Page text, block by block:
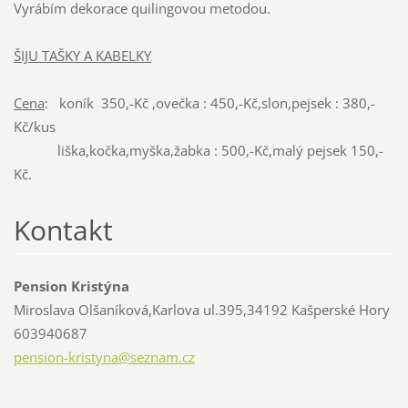
Vyrábím dekorace quilingovou metodou.
ŠIJU TAŠKY A KABELKY
Cena: koník 350,-Kč ,ovečka : 450,-Kč,slon,pejsek : 380,-
Kč/kus
liška,kočka,myška,žabka : 500,-Kč,malý pejsek 150,-
Kč.
Kontakt
Pension Kristýna
Miroslava Olšaníková,Karlova ul.395,34192 Kašperské Hory
603940687
pension-kristyna@seznam.cz